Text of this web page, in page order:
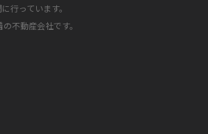
行っています。
不動産会社です。